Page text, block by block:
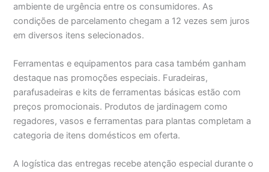
ambiente de urgência entre os consumidores. As
condições de parcelamento chegam a 12 vezes sem juros
em diversos itens selecionados.
Ferramentas e equipamentos para casa também ganham
destaque nas promoções especiais. Furadeiras,
parafusadeiras e kits de ferramentas básicas estão com
preços promocionais. Produtos de jardinagem como
regadores, vasos e ferramentas para plantas completam a
categoria de itens domésticos em oferta.
A logística das entregas recebe atenção especial durante o